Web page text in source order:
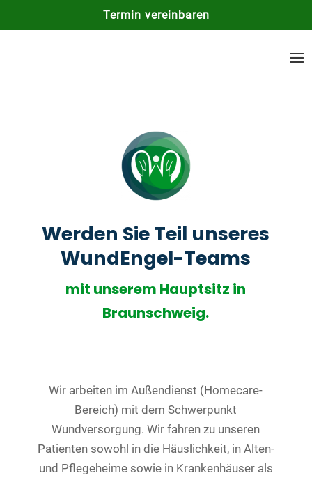
Termin vereinbaren
Werden Sie Teil unseres
WundEngel-Teams
mit unserem Hauptsitz in
Braunschweig.
Wir arbeiten im Außendienst (Homecare-
Bereich) mit dem Schwerpunkt
Wundversorgung. Wir fahren zu unseren
Patienten sowohl in die Häuslichkeit, in Alten-
und Pflegeheime sowie in Krankenhäuser als